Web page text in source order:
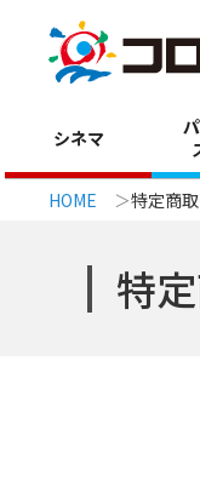
シネマ
HOME 特定商
特